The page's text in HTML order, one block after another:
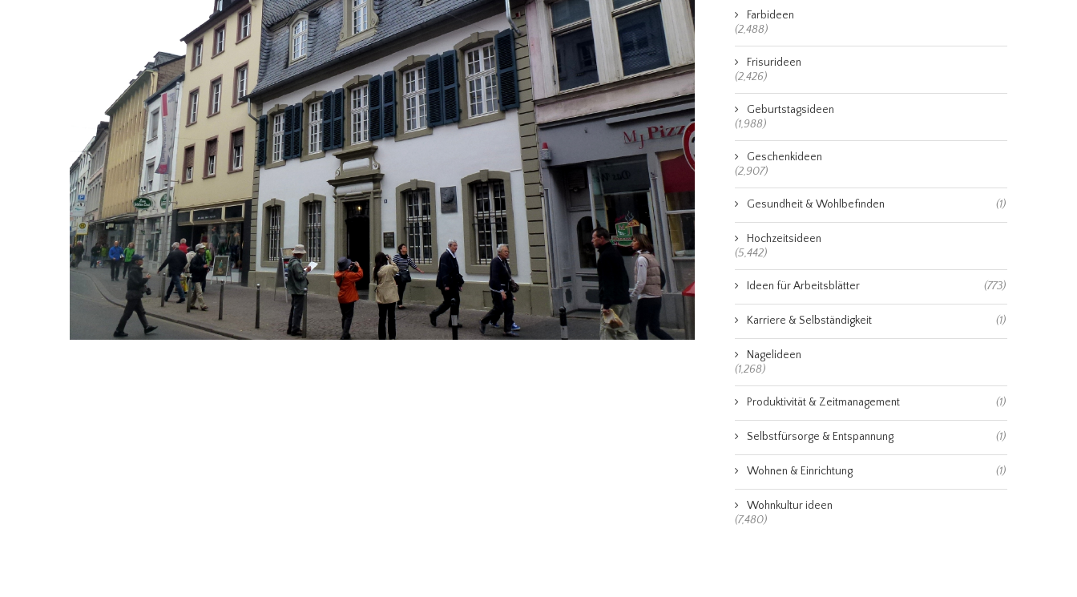
Farbideen
(2,488)
Frisurideen
(2,426)
Geburtstagsideen
(1,988)
Geschenkideen
(2,907)
Gesundheit & Wohlbefinden (1)
Hochzeitsideen
(5,442)
Ideen für Arbeitsblätter (773)
Karriere & Selbständigkeit (1)
Nagelideen
(1,268)
Produktivität & Zeitmanagement (1)
Selbstfürsorge & Entspannung (1)
Wohnen & Einrichtung (1)
Wohnkultur ideen
(7,480)